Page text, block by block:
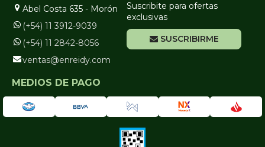
Abel Costa 635 - Morón
(+54) 11 3912-9039
(+54) 11 2842-8056
ventas@enreidy.com
Suscribite para ofertas
exclusivas
SUSCRIBIRME
MEDIOS DE PAGO